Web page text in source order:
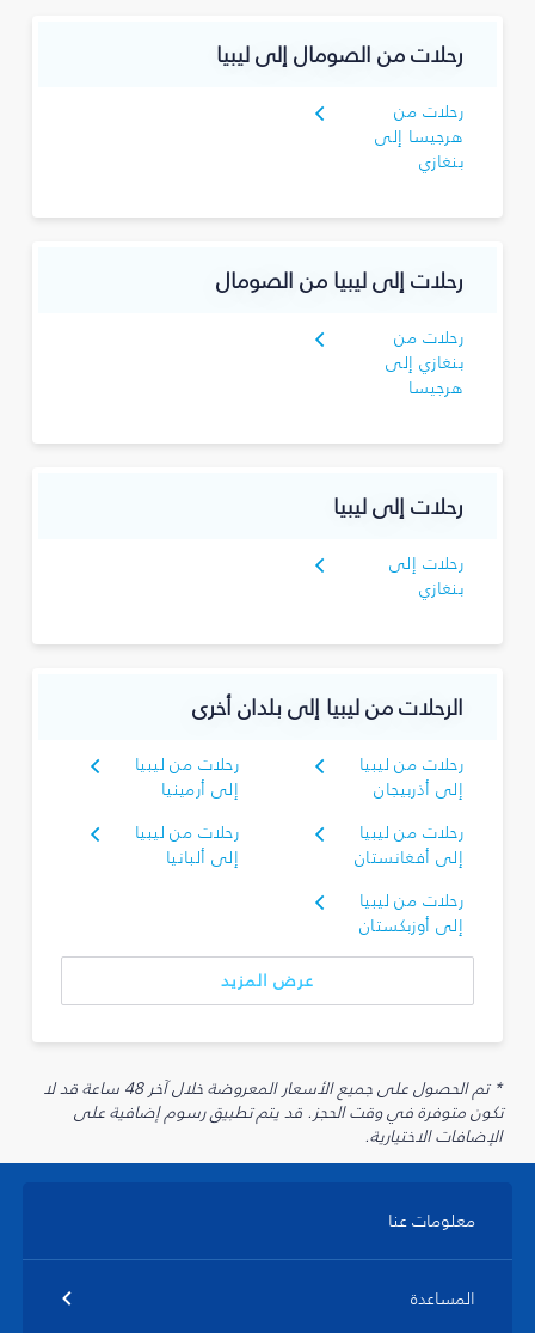
رحلات من الصومال إلى ليبيا
رحلات من
هرجيسا إلى
بنغازي
رحلات إلى ليبيا من الصومال
رحلات من
بنغازي إلى
هرجيسا
رحلات إلى ليبيا
رحلات إلى
بنغازي
الرحلات من ليبيا إلى بلدان أخرى
رحلات من ليبيا
إلى أذربيجان
رحلات من ليبيا
إلى أرمينيا
رحلات من ليبيا
إلى أفغانستان
رحلات من ليبيا
إلى ألبانيا
رحلات من ليبيا
إلى أوزبكستان
عرض المزيد
* تم الحصول على جميع الأسعار المعروضة خلال آخر 48 ساعة قد لا
تكون متوفرة في وقت الحجز. قد يتم تطبيق رسوم إضافية على
الإضافات الاختيارية.
معلومات عنا
المساعدة